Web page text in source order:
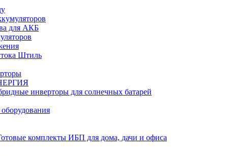
для АКБ
Штиль
инверторы для солнечных батарей
комплекты ИБП для дома, дачи и офиса